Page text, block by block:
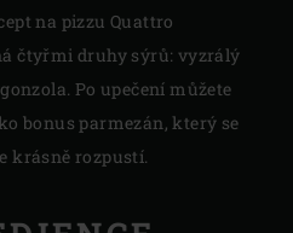
na pizzu Quattro
čtyřmi druhy sýrů: vyzrálý
Po upečení můžete
bonus parmezán, který se
krásně rozpustí.